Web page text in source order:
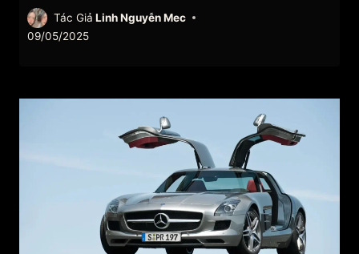
Tác Giả Linh Nguyễn Mec
09/05/2025